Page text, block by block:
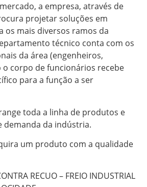
a empresa, através de
projetar soluções em
os mais diversos ramos da
técnico conta com os
da área (engenheiros,
corpo de funcionários recebe
para a função a ser
toda a linha de produtos e
demanda da indústria.
um produto com a qualidade
RECUO – FREIO INDUSTRIAL